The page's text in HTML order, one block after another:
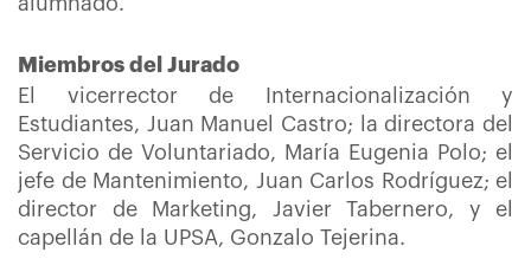
Miembros del Jurado
El vicerrector de Internacionalización y
Estudiantes, Juan Manuel Castro; la directora del
Servicio de Voluntariado, María Eugenia Polo; el
jefe de Mantenimiento, Juan Carlos Rodríguez; el
director de Marketing, Javier Tabernero, y el
capellán de la UPSA, Gonzalo Tejerina.